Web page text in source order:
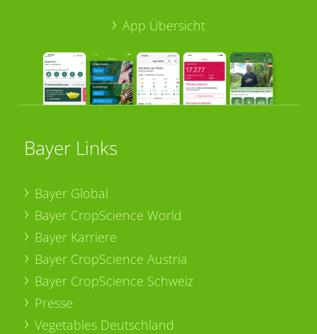
App Übersicht
Bayer Links
Bayer Global
Bayer CropScience World
Bayer Karriere
Bayer CropScience Austria
Bayer CropScience Schweiz
Presse
Vegetables Deutschland